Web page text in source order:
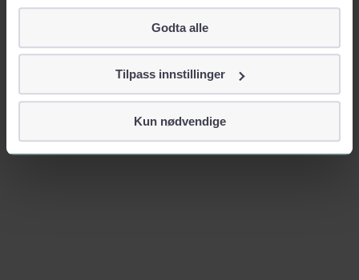
Om informasjonskapsler
Googles retningslinjer for personvern
Vi tar ditt personvern på alvor
identifiserer deg, som navn eller telefonnummer.
Godta alle
Tilpass innstillinger
Kun nødvendige